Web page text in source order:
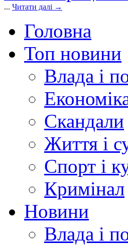
... Читати далі →
Головна
Топ новини
Влада і
Скандали
Життя і
Спорт і
Кримінал
Новини
Влада і